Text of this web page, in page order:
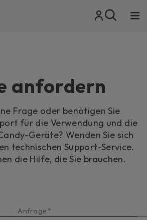
anfordern
Frage oder benötigen Sie
für die Verwendung und die
Geräte? Wenden Sie sich
technischen Support-Service.
die Hilfe, die Sie brauchen.
Anfrage *